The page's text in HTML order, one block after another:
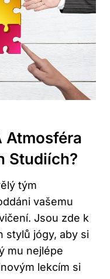
Atmosféra
Studiích?
tým
vašemu
Jsou zde k
stylů jógy, aby si
mu nejlépe
lekcím si